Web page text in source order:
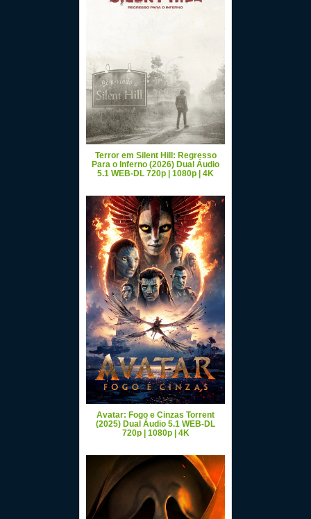
Terror em Silent Hill: Regresso
Para o Inferno (2026) Dual Áudio
5.1 WEB-DL 720p | 1080p | 4K
Avatar: Fogo e Cinzas Torrent
(2025) Dual Áudio 5.1 WEB-DL
720p | 1080p | 4K